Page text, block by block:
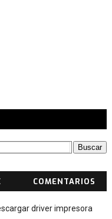
COMENTARIOS
driver impresora